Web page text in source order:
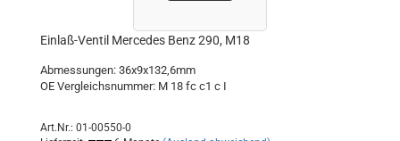
Einlaß-Ventil Mercedes Benz 290, M18
Abmessungen: 36x9x132,6mm
OE Vergleichsnummer: M 18 fc c1 c I
Art.Nr.: 01-00550-0